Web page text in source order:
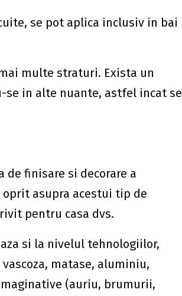
se pot aplica inclusiv in bai
multe straturi. Exista un
in alte nuante, astfel incat se
finisare si decorare a
asupra acestui tip de
pentru casa dvs.
si la nivelul tehnologiilor,
matase, aluminiu,
(auriu, brumurii,